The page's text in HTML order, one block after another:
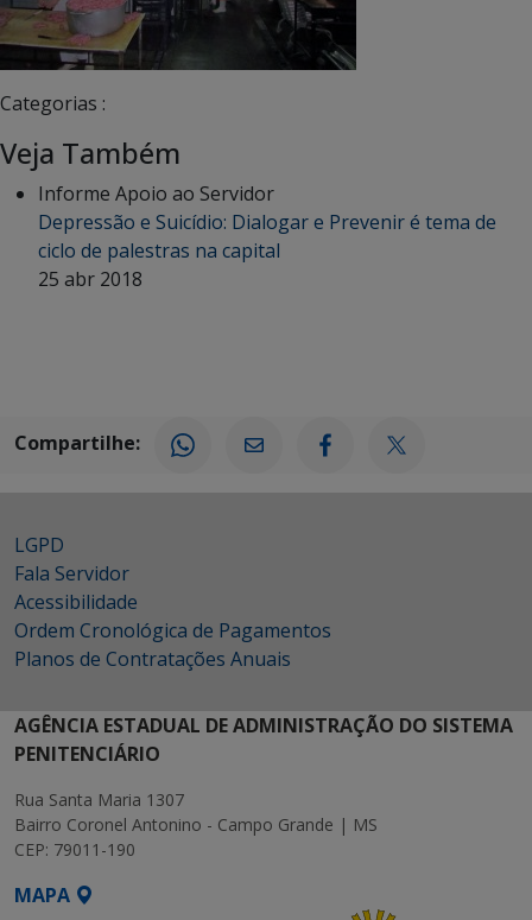
Categorias :
Veja Também
Informe Apoio ao Servidor
Depressão e Suicídio: Dialogar e Prevenir é tema de
ciclo de palestras na capital
25 abr 2018
Compartilhe:
LGPD
Fala Servidor
Acessibilidade
Ordem Cronológica de Pagamentos
Planos de Contratações Anuais
AGÊNCIA ESTADUAL DE ADMINISTRAÇÃO DO SISTEMA
PENITENCIÁRIO
Rua Santa Maria 1307
Bairro Coronel Antonino - Campo Grande | MS
CEP: 79011-190
MAPA